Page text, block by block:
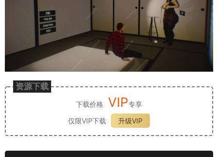
资源下载
下载价格 VIP专享
仅限VIP下载
升级VIP